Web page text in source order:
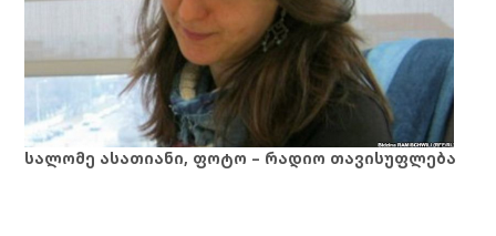
სალომე ასათიანი, ფოტო – რადიო თავისუფლება